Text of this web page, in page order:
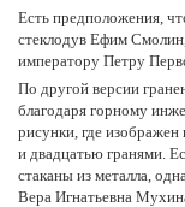
Есть предположения,
стеклодув Ефим
императору Петру
По другой версии
благодаря горному
рисунки, где
и двадцатью гранями.
стаканы из металла,
Вера Игнатьевна